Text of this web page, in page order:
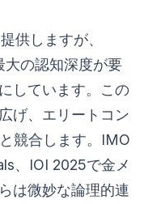
供しますが、
大の認知深度が要
しています。この
げ、エリートコン
競合します。IMO
、IOI 2025で金メ
は微妙な論理的連